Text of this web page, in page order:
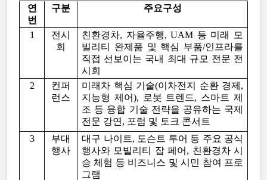
연
번
구분 주요구성
1
전시
회
친환경차, 자율주행, UAM 등 미래 모
빌리티 완제품 및 핵심 부품/인프라를
직접 선보이는 국내 최대 규모 전문 전
시회
2
컨퍼
런스
미래차 핵심 기술(이차전지 순환 경제,
지능형 제어), 로봇 트렌드, 스마트 제
조 등 융합 기술 전략을 공유하는 국제
전문 강연, 포럼 및 토크 콘서트
3
부대
행사
대구 나이트, 도슨트 투어 등 주요 공식
행사와 모빌리티 잡 페어, 친환경차 시
승 체험 등 비즈니스 및 시민 참여 프로
그램